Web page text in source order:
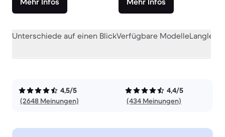
Unterschiede auf einen BlickVerfügbare Modelle
4,5/5
(2648 Meinungen)
4,4/5
(434 Meinungen)